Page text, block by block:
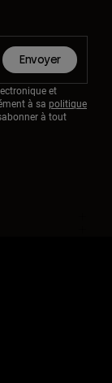
Envoyer
et
à sa politique
à tout